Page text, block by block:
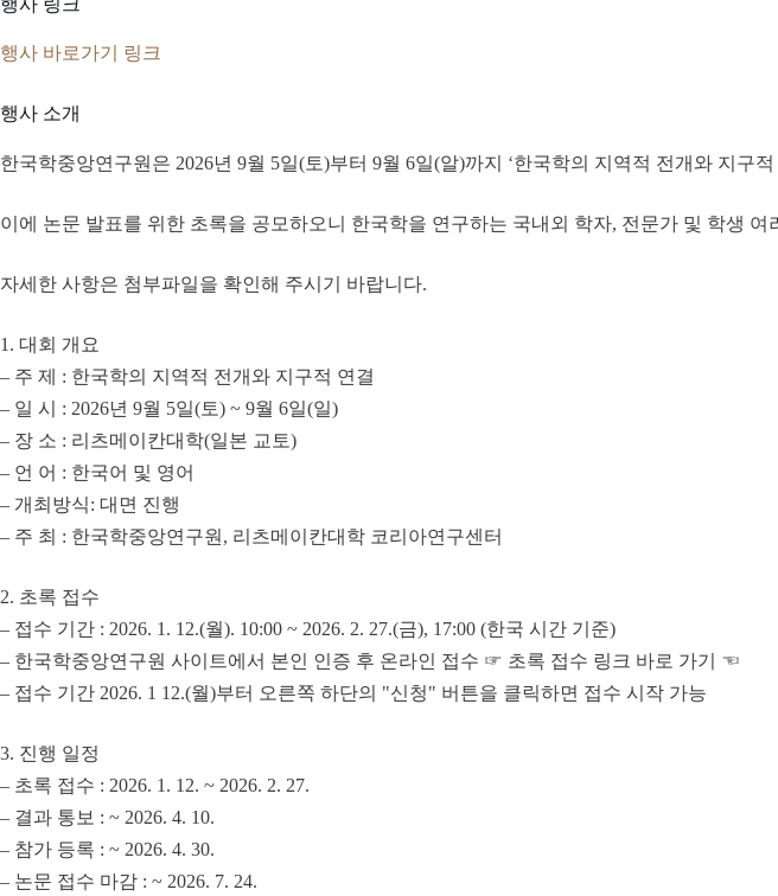
행사 바로가기 링크
행사 소개
한국학중앙연구원은 2026년 9월 5일(토)부터 9월 6일(알)까지 ‘한국학의 지역적 전개와 지구
이에 논문 발표를 위한 초록을 공모하오니 한국학을 연구하는 국내외 학자, 전문가 및 학생
자세한 사항은 첨부파일을 확인해 주시기 바랍니다.
1. 대회 개요
– 주 제 : 한국학의 지역적 전개와 지구적 연결
– 일 시 : 2026년 9월 5일(토) ~ 9월 6일(일)
– 장 소 : 리츠메이칸대학(일본 교토)
– 언 어 : 한국어 및 영어
– 개최방식: 대면 진행
– 주 최 : 한국학중앙연구원, 리츠메이칸대학 코리아연구센터
2. 초록 접수
– 접수 기간 : 2026. 1. 12.(월). 10:00 ~ 2026. 2. 27.(금), 17:00 (한국 시간 기준)
– 한국학중앙연구원 사이트에서 본인 인증 후 온라인 접수 ☞ 초록 접수 링크 바로 가기 ☜
– 접수 기간 2026. 1 12.(월)부터 오른쪽 하단의 "신청" 버튼을 클릭하면 접수 시작 가능
3. 진행 일정
– 초록 접수 : 2026. 1. 12. ~ 2026. 2. 27.
– 결과 통보 : ~ 2026. 4. 10.
– 참가 등록 : ~ 2026. 4. 30.
– 논문 접수 마감 : ~ 2026. 7. 24.